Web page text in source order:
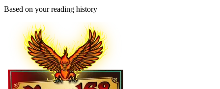
Based on your reading history